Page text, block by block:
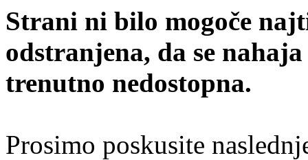
Strani ni bilo mogoče
odstranjena, da se
trenutno nedostopna.
Prosimo poskusite